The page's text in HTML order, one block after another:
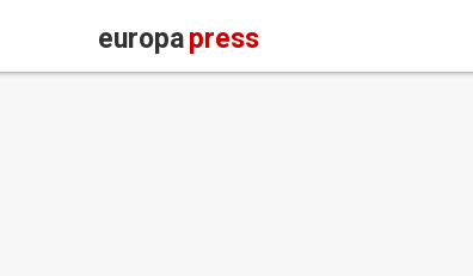
europapress